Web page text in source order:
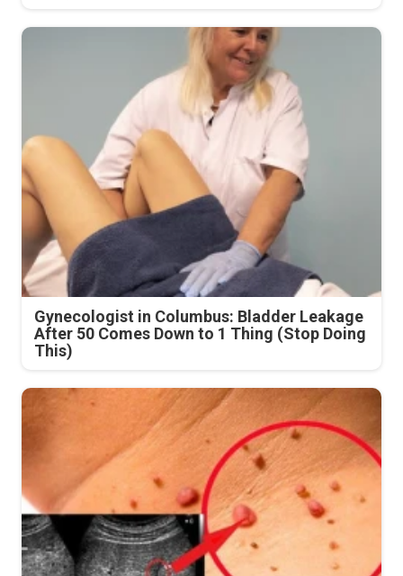
Gynecologist in Columbus: Bladder Leakage
After 50 Comes Down to 1 Thing (Stop Doing
This)